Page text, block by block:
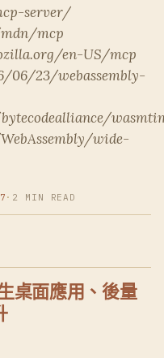
server/
mcp
en-US/mcp
06/23/webassembly-
wide-
· 2 MIN READ
桌面應用、後量